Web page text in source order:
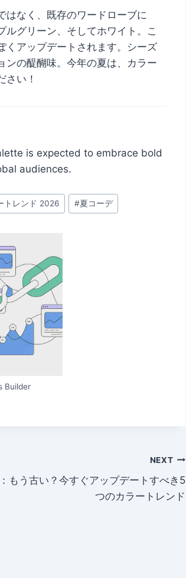
はなく、既存のワードローブに
ルグリーン、そしてホワイト。こ
アップデートされます。シーズ
ンの醍醐味。今年の夏は、カラー
さい！
is expected to embrace bold
audiences.
トレンド 2026 #夏コーデ
Builder
NEXT
もう古い？今すぐアップデートすべき5
つのカラートレンド